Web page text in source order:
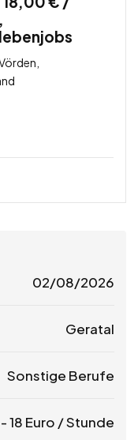
02/08/2026
Geratal
Sonstige Berufe
-18 Euro / Stunde